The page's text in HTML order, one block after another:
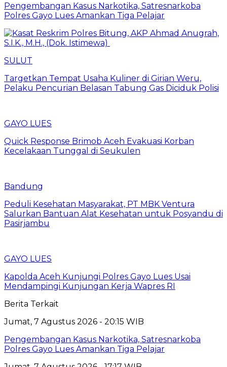
Pengembangan Kasus Narkotika, Satresnarkoba
Polres Gayo Lues Amankan Tiga Pelajar
SULUT
Targetkan Tempat Usaha Kuliner di Girian Weru,
Pelaku Pencurian Belasan Tabung Gas Diciduk Polisi
GAYO LUES
Quick Response Brimob Aceh Evakuasi Korban
Kecelakaan Tunggal di Seukulen
Bandung
Peduli Kesehatan Masyarakat, PT MBK Ventura
Salurkan Bantuan Alat Kesehatan untuk Posyandu di
Pasirjambu
GAYO LUES
Kapolda Aceh Kunjungi Polres Gayo Lues Usai
Mendampingi Kunjungan Kerja Wapres RI
Berita Terkait
Jumat, 7 Agustus 2026 - 20:15 WIB
Pengembangan Kasus Narkotika, Satresnarkoba
Polres Gayo Lues Amankan Tiga Pelajar